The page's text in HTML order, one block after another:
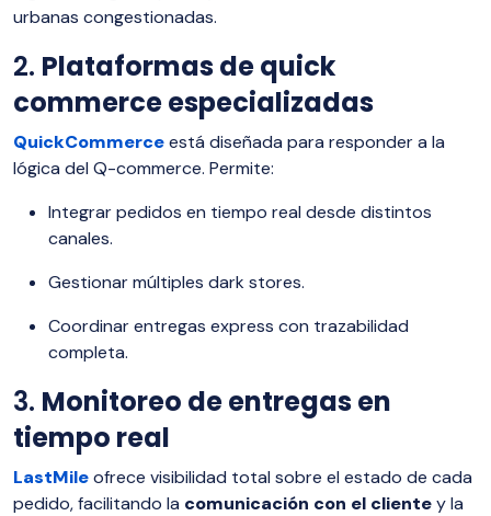
urbanas congestionadas.
2. Plataformas de quick
commerce especializadas
QuickCommerceestá diseñada para responder a la
lógica del Q-commerce. Permite:
Integrar pedidos en tiempo real desde distintos
canales.
Gestionar múltiples dark stores.
Coordinar entregas express con trazabilidad
completa.
3. Monitoreo de entregas en
tiempo real
LastMileofrece visibilidad total sobre el estado de cada
pedido, facilitando la comunicación con el clientey la